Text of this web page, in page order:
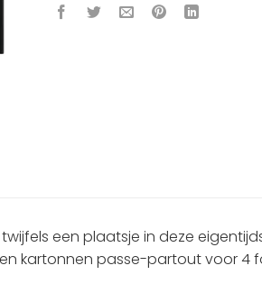
een plaatsje in deze
kartonnen passe-partout voor 4